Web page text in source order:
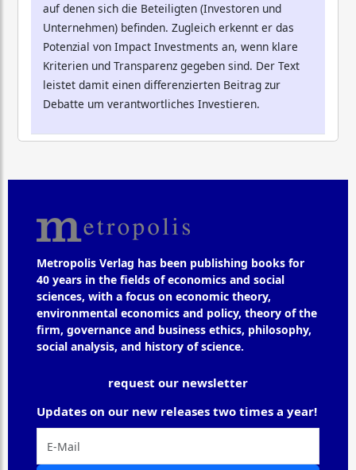
auf denen sich die Beteiligten (Investoren und
Unternehmen) befinden. Zugleich erkennt er das
Potenzial von Impact Investments an, wenn klare
Kriterien und Transparenz gegeben sind. Der Text
leistet damit einen differenzierten Beitrag zur
Debatte um verantwortliches Investieren.
Metropolis Verlag has been publishing books for
40 years in the fields of economics and social
sciences, with a focus on economic theory,
environmental economics and policy, theory of the
firm, governance and business ethics, philosophy,
social analysis, and history of science.
request our newsletter
Updates on our new releases two times a year!